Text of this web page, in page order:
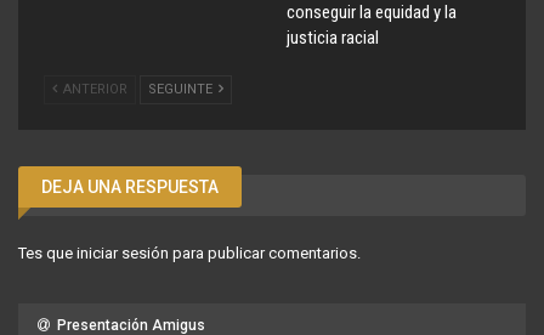
conseguir la equidad y la
justicia racial
ANTERIOR SEGUINTE
DEJA UNA RESPUESTA
Tes que iniciar sesión para publicar comentarios.
Presentación Amigus